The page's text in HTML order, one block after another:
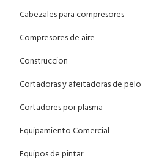
Cabezales para compresores
Compresores de aire
Construccion
Cortadoras y afeitadoras de pelo
Cortadores por plasma
Equipamiento Comercial
Equipos de pintar